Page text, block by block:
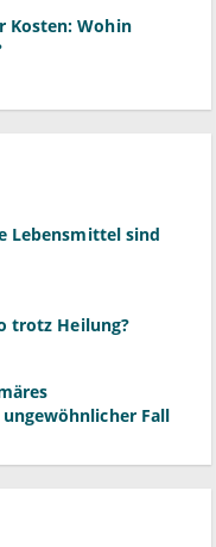
Kosten: Wohin
Lebensmittel sind
trotz Heilung?
Fall